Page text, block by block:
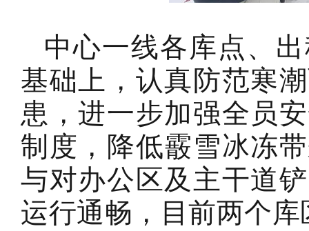
中心一线各库点、
基础上，认真防范寒
患，进一步加强全员
制度，降低霰雪冰冻
与对办公区及主干道
运行通畅，目前两个